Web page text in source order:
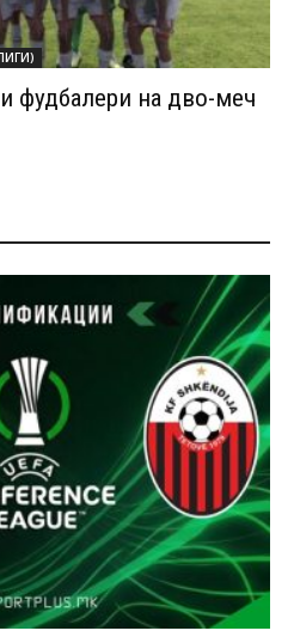
фудбалери на дво-меч